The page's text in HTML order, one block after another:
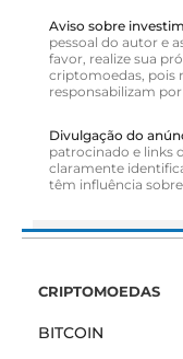
Aviso sobre
pessoal do autor e
favor, realize sua
criptomoedas, pois
responsabilizam
Divulgação do
patrocinado e links
claramente
têm influência
CRIPTOMOEDAS
BITCOIN